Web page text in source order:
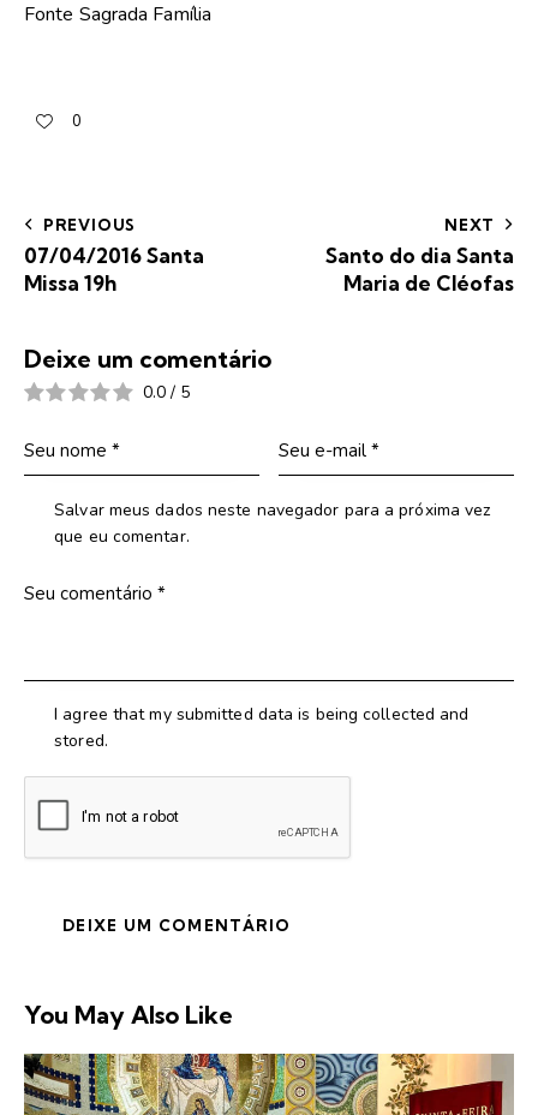
Fonte Sagrada Família
0
PREVIOUS
07/04/2016 Santa
Missa 19h
NEXT
Santo do dia Santa
Maria de Cléofas
Deixe um comentário
0.0 / 5
Salvar meus dados neste navegador para a próxima vez
que eu comentar.
I agree that my submitted data is being collected and
stored.
You May Also Like